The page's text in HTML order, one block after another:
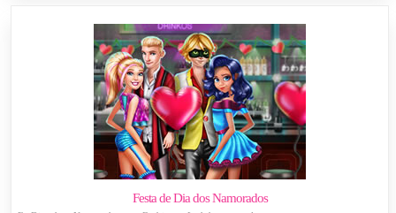
Festa de Dia dos Namorados